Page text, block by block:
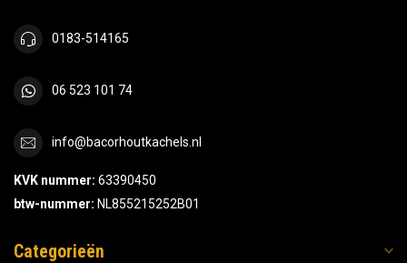
0183-514165
06 523 101 74
info@bacorhoutkachels.nl
KVK nummer: 63390450
btw-nummer: NL855215252B01
Categorieën